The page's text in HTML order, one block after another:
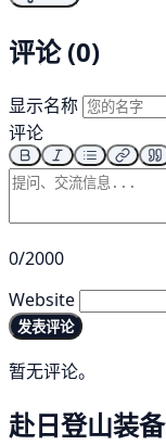
评论 (0)
显示名称
评论
0/2000
Website
发表评论
暂无评论。
赴日登山装备